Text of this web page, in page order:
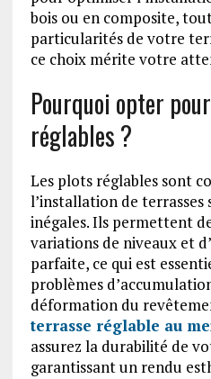
bois ou en composite,
particularités de votre
ce choix mérite votre
Pourquoi opter
réglables ?
Les plots réglables sont
l’installation de terrasses
inégales. Ils permettent
variations de niveaux et
parfaite, ce qui est
problèmes
déformation du
terrasse réglable au
assurez la durabilité de
garantissant un rendu